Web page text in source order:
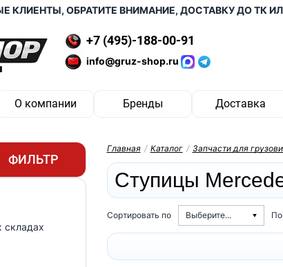
ОБРАТИТЕ ВНИМАНИЕ, ДОСТАВКУ ДО ТК
+7 (495)-188-00-91
info@gruz-shop.ru
О компании Бренды Доставка
ФИЛЬТР
складах
Главная / Каталог / Запчасти для
Ступицы
Сортировать по Выберите...